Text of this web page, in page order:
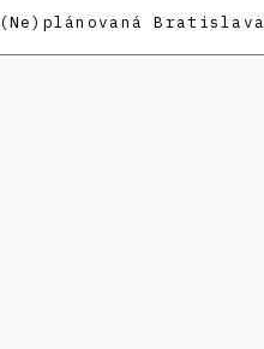
(Ne)plánovaná Bratislava